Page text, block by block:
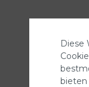
Diese
bieten